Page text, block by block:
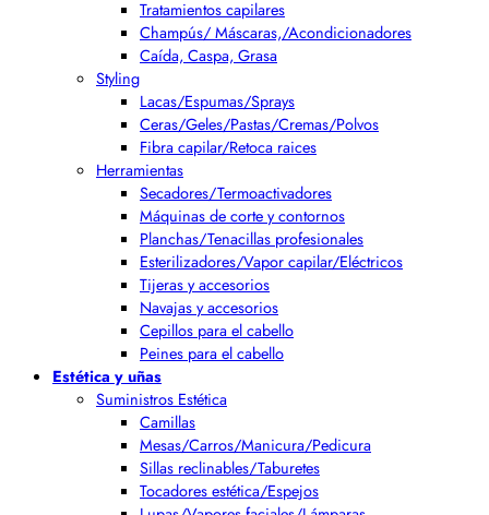
Tratamientos capilares
Champús/ Máscaras,/Acondicionadores
Caída, Caspa, Grasa
Styling
Lacas/Espumas/Sprays
Ceras/Geles/Pastas/Cremas/Polvos
Fibra capilar/Retoca raices
Herramientas
Secadores/Termoactivadores
Máquinas de corte y contornos
Planchas/Tenacillas profesionales
Esterilizadores/Vapor capilar/Eléctricos
Tijeras y accesorios
Navajas y accesorios
Cepillos para el cabello
Peines para el cabello
Estética y uñas
Suministros Estética
Camillas
Mesas/Carros/Manicura/Pedicura
Sillas reclinables/Taburetes
Tocadores estética/Espejos